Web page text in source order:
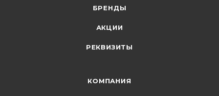
БРЕНДЫ
АКЦИИ
РЕКВИЗИТЫ
КОМПАНИЯ